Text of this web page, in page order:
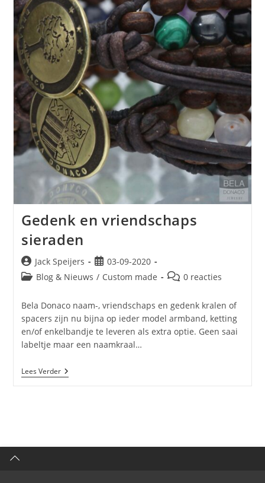
Gedenk en vriendschaps
sieraden
Jack Speijers
03-09-2020
Blog & Nieuws / Custom made 0 reacties
Bela Donaco naam-, vriendschaps en gedenk kralen of
spacers zijn nu bijna op ieder model armband, ketting
en/of enkelbandje te leveren als extra optie. Geen saai
labeltje maar een naamkraal…
Lees Verder